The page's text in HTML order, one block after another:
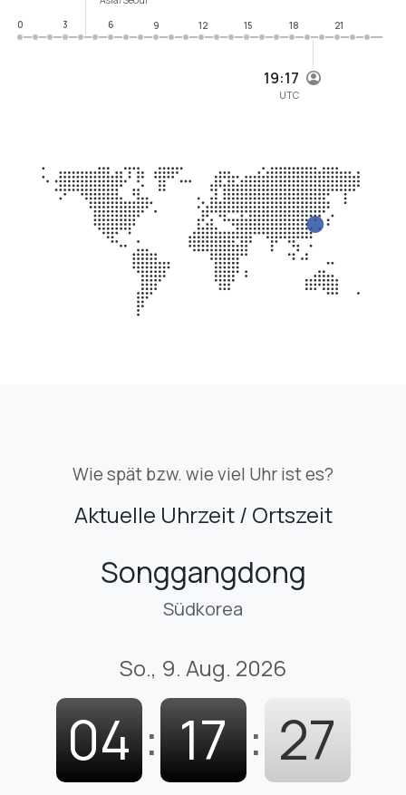
19:17
UTC
0
3 6 9 12 15 18 21
Wie spät bzw. wie viel Uhr ist es?
Aktuelle Uhrzeit / Ortszeit
Songgangdong
Südkorea
So., 9. Aug. 2026
04 : 17 : 28